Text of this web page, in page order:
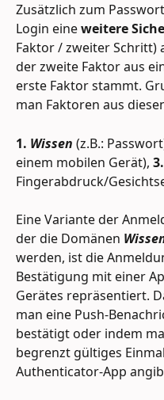
Zusätzlich zum
Login eine weitere
Faktor / zweiter Schritt)
der zweite Faktor aus
erste Faktor stammt.
man Faktoren aus
1. Wissen (z.B.:
einem mobilen Gerät), 3.
Fingerabdruck/
Eine Variante der
der die Domänen
werden, ist die
Bestätigung mit einer
Gerätes repräsentiert.
man eine Push-
bestätigt oder indem
begrenzt gültiges
Authenticator-App